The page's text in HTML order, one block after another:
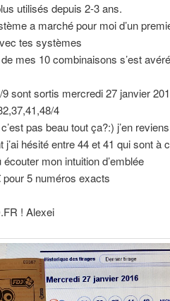
utilisés depuis 2-3 ans.
a marché pour moi d’un
tes systèmes
mes 10 combinaisons s’est
sont sortis mercredi 27 janvier
4
pas beau tout ça?:) j’en
hésité entre 44 et 41 qui sont à
mon intuition d’emblée
5 numéros exacts
! Alexei